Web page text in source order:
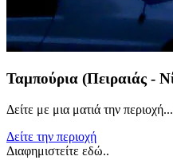
Ταμπούρια (Πειραιάς -
Δείτε με μια ματιά την περιοχή...
Δείτε την περιοχή
Διαφημιστείτε εδώ..